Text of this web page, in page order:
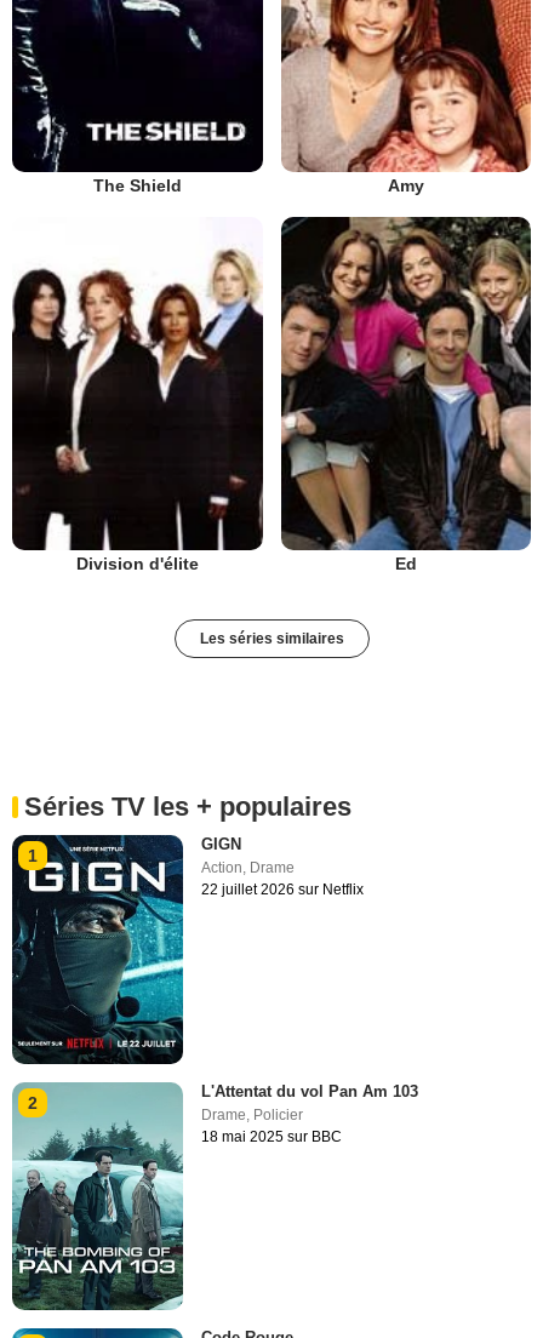
The Shield Amy
Division d'élite Ed
Les séries similaires
Séries TV les + populaires
1
GIGN
Action, Drame
22 juillet 2026 sur Netflix
2
L'Attentat du vol Pan Am 103
Drame Policier
18 mai 2025 sur BBC